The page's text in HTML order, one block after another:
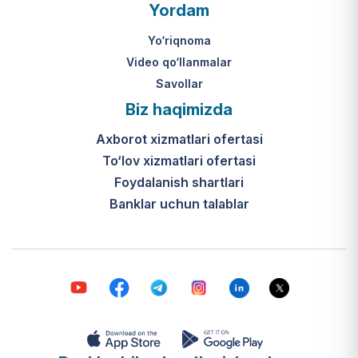
O‘zbekiston Respublikasi Vazirlar
316-son qarori hamda Prezidentning
PQ-410-son qarori.
Ijtimoiy qo‘llab-quvvatlash
markazlari (IQQM) o‘zi nima?
Bular ilgarigi “Saxovat” keksalar va
nogironligi bo‘lgan shaxslar uchun
internat uylari hamda Urush va
mehnat faxriylari pansionatining
Yordam
Yo‘riqnoma
Video qo‘llanmalar
Savollar
Biz haqimizda
Axborot xizmatlari ofertasi
To‘lov xizmatlari ofertasi
Foydalanish shartlari
Banklar uchun talablar